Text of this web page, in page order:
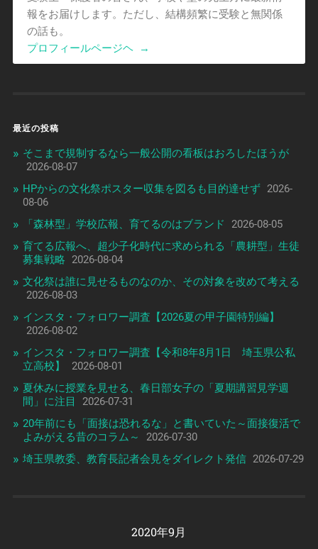
報をお届けします。ただし、結構頻繁に受験と無関係
の話も。
プロフィールページヘ
→
最近の投稿
そこまで規制するなら一般公開の看板はおろしたほうが
2026-08-07
HPからの文化祭ポスター収集を図るも目的達せず 2026-
08-06
「森林型」学校広報、育てるのはブランド
2026-08-05
育てる広報へ、超少子化時代に求められる「農耕型」生徒
募集戦略
2026-08-04
文化祭は誰に見せるものなのか、その対象を改めて考える
2026-08-03
インスタ・フォロワー調査【2026夏の甲子園特別編】
2026-08-02
インスタ・フォロワー調査【令和8年8月1日 埼玉県公私
立高校】
2026-08-01
夏休みに授業を見せる、春日部女子の「夏期講習見学週
間」に注目
2026-07-31
20年前にも「面接は恐れるな」と書いていた～面接復活で
よみがえる昔のコラム～
2026-07-30
埼玉県教委、教育長記者会見をダイレクト発信 2026-07-29
2020年9月